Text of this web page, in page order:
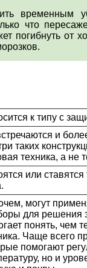
временным
что
погибнуть от
к типу с
и
таких
техника, а не
или
могут
для решения
понять, чем
Чаще всего
помогают
но и